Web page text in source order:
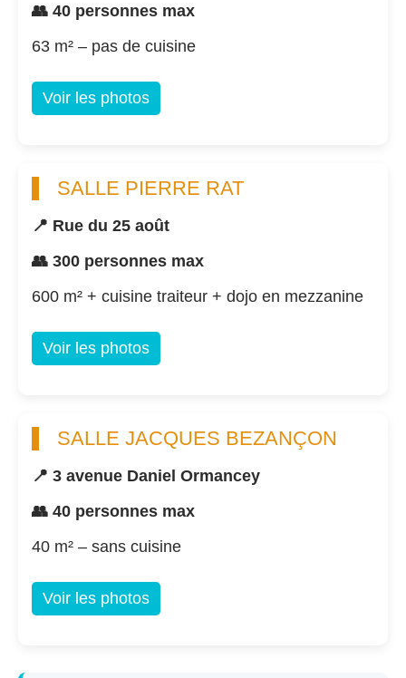
👥 40 personnes max
63 m² – pas de cuisine
Voir les photos
SALLE PIERRE RAT
📍 Rue du 25 août
👥 300 personnes max
600 m² + cuisine traiteur + dojo en mezzanine
Voir les photos
SALLE JACQUES BEZANÇON
📍 3 avenue Daniel Ormancey
👥 40 personnes max
40 m² – sans cuisine
Voir les photos